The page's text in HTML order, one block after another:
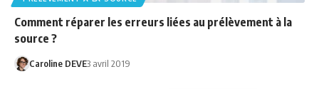
Comment réparer les erreurs liées au prélèvement à la
source ?
Caroline DEVE3 avril 2019